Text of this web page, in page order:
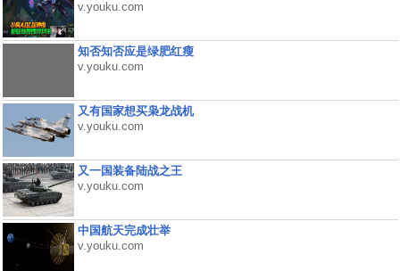
v.youku.com
知否知否应是绿肥红瘦
v.youku.com
又有国家想买枭龙战机
v.youku.com
又一国装备陆战之王
v.youku.com
中国航天完成壮举
v.youku.com